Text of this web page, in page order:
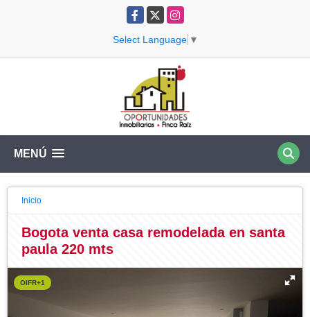
Facebook
X Instagram
Select Language ▼
MENÚ
Inicio
Bogota venta casa remodelada en santa
paula 220 mts
OIFR+1